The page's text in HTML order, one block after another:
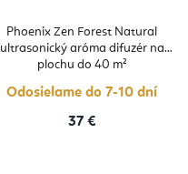
Phoenix Zen Forest Natural
ultrasonický aróma difuzér na
plochu do 40 m²
Odosielame do 7-10 dní
37 €